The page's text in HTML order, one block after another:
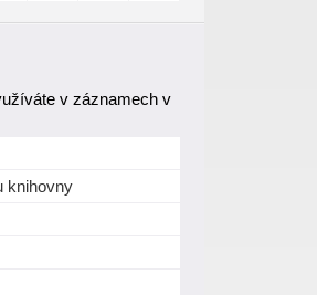
v záznamech v
knihovny